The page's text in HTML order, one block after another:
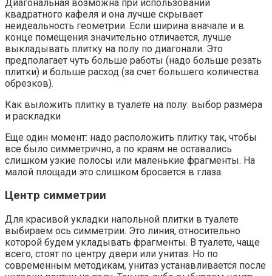
Диагональная возможна при использовании
квадратного кафеля и она лучше скрывает
неидеальность геометрии. Если ширина вначале и в
конце помещения значительно отличается, лучше
выкладывать плитку на полу по диагонали. Это
предполагает чуть больше работы (надо больше резать
плитки) и больше расход (за счет большего количества
обрезков).
Как выложить плитку в туалете на полу: выбор размера
и раскладки
Еще один момент: надо расположить плитку так, чтобы
все было симметрично, а по краям не оставались
слишком узкие полосы или маленькие фрагменты. На
малой площади это слишком бросается в глаза.
Центр симметрии
Для красивой укладки напольной плитки в туалете
выбираем ось симметрии. Это линия, относительно
которой будем укладывать фрагменты. В туалете, чаще
всего, стоят по центру двери или унитаз. Но по
современным методикам, унитаз устанавливается после